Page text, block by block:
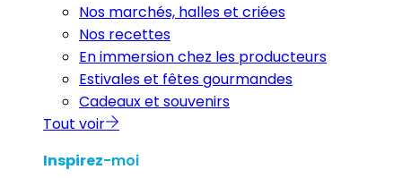
Nos marchés, halles et criées
Nos recettes
En immersion chez les producteurs
Estivales et fêtes gourmandes
Cadeaux et souvenirs
Tout voir
Inspirez-moi